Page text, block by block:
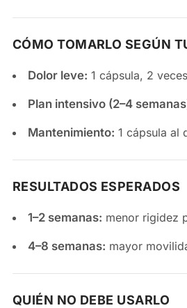
CÓMO TOMARLO SEGÚN
Dolor leve: 1 cápsula, 2
Plan intensivo (2–4
Mantenimiento: 1 cápsula al
RESULTADOS ESPERADOS
1–2 semanas: menor rigidez
4–8 semanas: mayor
QUIÉN NO DEBE USARLO